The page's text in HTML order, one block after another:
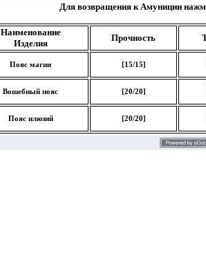
Для возвращения к Амуниции
Наименование
Изделия
Прочность
Пояс магии [15/15]
Вошебный пояс [20/20]
Пояс илюзий [20/20]